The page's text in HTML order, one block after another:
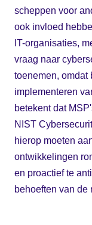
scheppen voor
ook invloed
IT-organisaties,
vraag naar
toenemen, omdat
implementeren
betekent dat
NIST
hierop moeten
ontwikkelingen
en proactief te
behoeften van de